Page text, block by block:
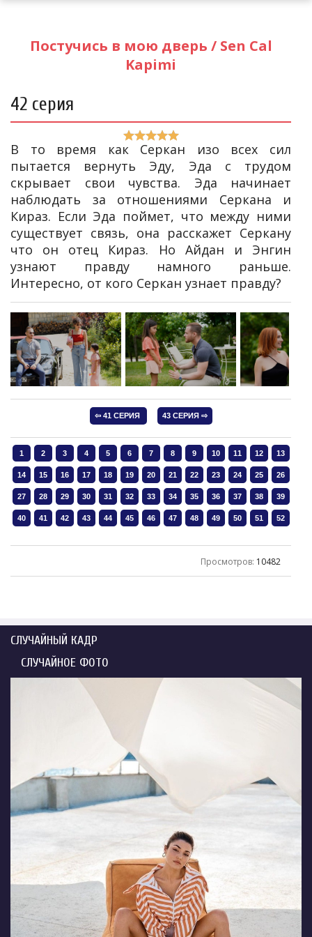
Постучись в мою дверь / Sen Cal
Kapimi
42 серия
В то время как Серкан изо всех сил
пытается вернуть Эду, Эда с трудом
скрывает свои чувства. Эда начинает
наблюдать за отношениями Серкана и
Кираз. Если Эда поймет, что между ними
существует связь, она расскажет Серкану
что он отец Кираз. Но Айдан и Энгин
узнают правду намного раньше.
Интересно, от кого Серкан узнает правду?
Просмотров: 10482
СЛУЧАЙНЫЙ КАДР
СЛУЧАЙНОЕ ФОТО